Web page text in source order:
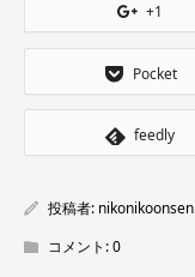
+1
Pocket
feedly
投稿者: nikonikoonsen
コメント:0